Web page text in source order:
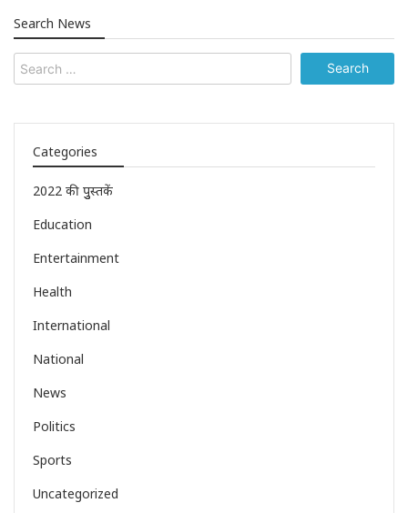
Search News
Categories
2022 की पुुस्तकें
Education
Entertainment
Health
International
National
News
Politics
Sports
Uncategorized